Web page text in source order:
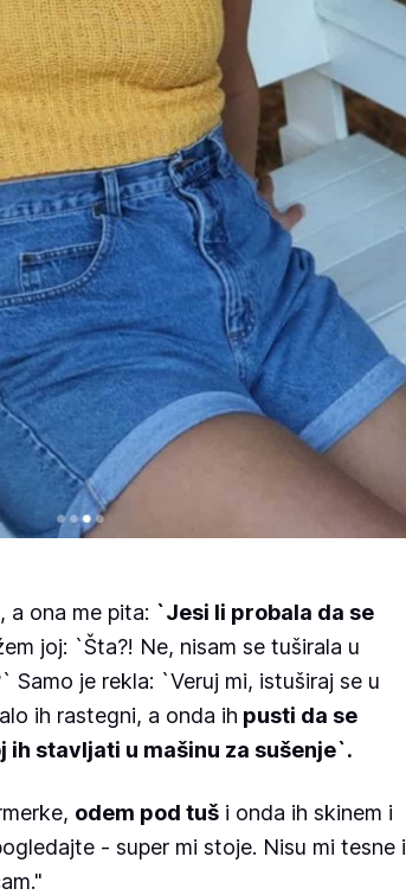
a ona me pita: `Jesi li probala da se
joj: `Šta?! Ne, nisam se tuširala u
Samo je rekla: `Veruj mi, istuširaj se u
ih rastegni, a onda ih pusti da se
ih stavljati u mašinu za sušenje`.
odem pod tuš i onda ih skinem i
- super mi stoje. Nisu mi tesne i